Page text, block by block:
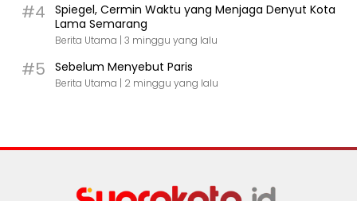
#4
Spiegel, Cermin Waktu yang Menjaga Denyut Kota
Lama Semarang
Berita Utama | 3 minggu yang lalu
#5 Sebelum Menyebut Paris
Berita Utama | 2 minggu yang lalu